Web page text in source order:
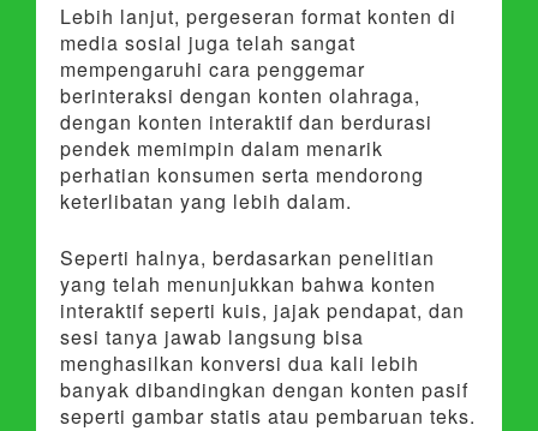
Lebih lanjut, pergeseran format konten di
media sosial juga telah sangat
mempengaruhi cara penggemar
berinteraksi dengan konten olahraga,
dengan konten interaktif dan berdurasi
pendek memimpin dalam menarik
perhatian konsumen serta mendorong
keterlibatan yang lebih dalam.
Seperti halnya, berdasarkan penelitian
yang telah menunjukkan bahwa konten
interaktif seperti kuis, jajak pendapat, dan
sesi tanya jawab langsung bisa
menghasilkan konversi dua kali lebih
banyak dibandingkan dengan konten pasif
seperti gambar statis atau pembaruan teks.